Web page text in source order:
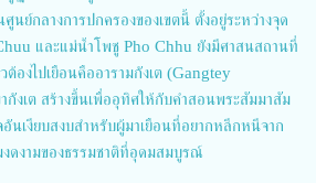
นย์กลางการปกครองของเขตนี้ ตั้งอยู่ระหว่างจุด
และแม่น้ำโพชู Pho Chhu ยังมีศาสนสถานที่
องไปเยือนคืออารามกังเต (Gangtey
กังเต สร้างขึ้นเพื่ออุทิศให้กับคำสอนพระสัมมาสัม
นเงียบสงบสำหรับผู้มาเยือนที่อยากหลีกหนีจาก
งดงามของธรรมชาติที่อุดมสมบูรณ์